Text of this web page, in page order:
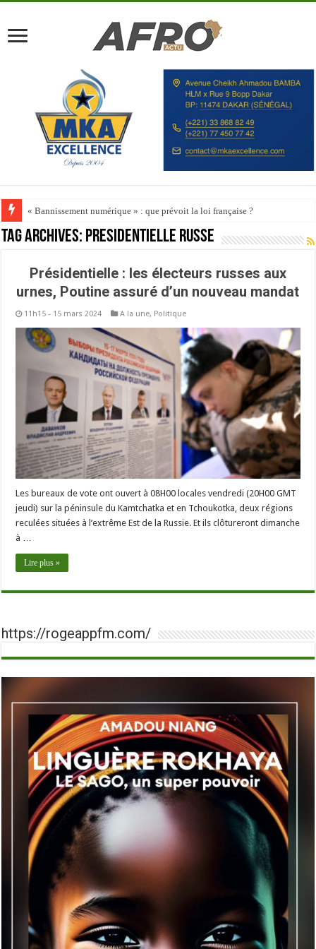
« Bannissement numérique » : que prévoit la loi française ?
Tag Archives: présidentielle russe
Présidentielle : les électeurs russes aux
urnes, Poutine assuré d’un nouveau mandat
11h15 - 15 mars 2024 A la une, Politique
Les bureaux de vote ont ouvert à 08H00 locales vendredi (20H00 GMT
jeudi) sur la péninsule du Kamtchatka et en Tchoukotka, deux régions
reculées situées à l’extrême Est de la Russie. Et ils clôtureront dimanche
à …
Lire plus »
https://rogeappfm.com/